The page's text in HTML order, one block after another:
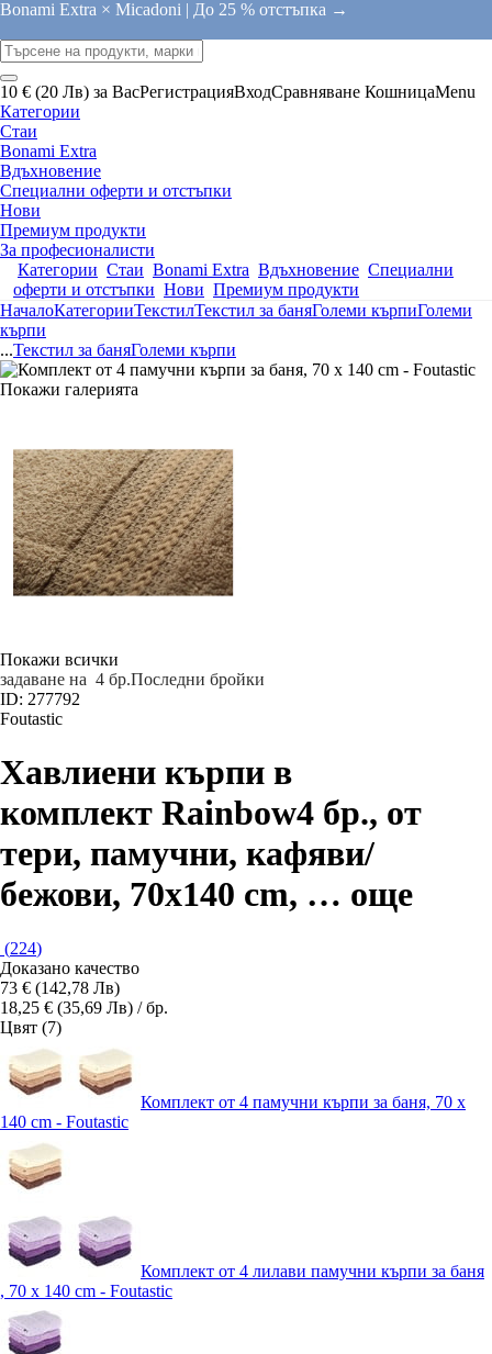
Bonami Extra × Micadoni | До 25 % отстъпка →
10 € (20 Лв) за ВасРегистрацияВходСравняване КошницаMenu
Категории
Стаи
Bonami Extra
Вдъхновение
Специални оферти и отстъпки
Нови
Премиум продукти
За професионалисти
Категории Стаи Bonami Extra Вдъхновение Специални
оферти и отстъпки Нови Премиум продукти
НачалоКатегорииТекстилТекстил за баняГолеми кърпиГолеми
кърпи
...Текстил за баняГолеми кърпи
Покажи галерията
Покажи всички
задаване на 4 бр.Последни бройки
ID: 277792
Foutastic
Хавлиени кърпи в
комплект Rainbow4 бр., от
тери, памучни, кафяви/
бежови, 70x140 cm, … още
(224)
Доказано качество
73 € (142,78 Лв)
18,25 € (35,69 Лв) / бр.
Цвят (7)
Комплект от 4 памучни кърпи за баня, 70 x
140 cm - Foutastic
Комплект от 4 лилави памучни кърпи за баня
, 70 x 140 cm - Foutastic